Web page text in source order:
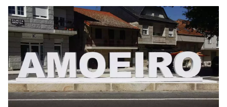
SEGURIDAD INFANTIL
Un tribunal de Estados Unidos multa a Meta con